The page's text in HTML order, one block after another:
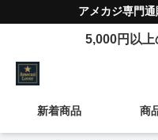
アメカジ専門通
5,000円以
新着商品 商